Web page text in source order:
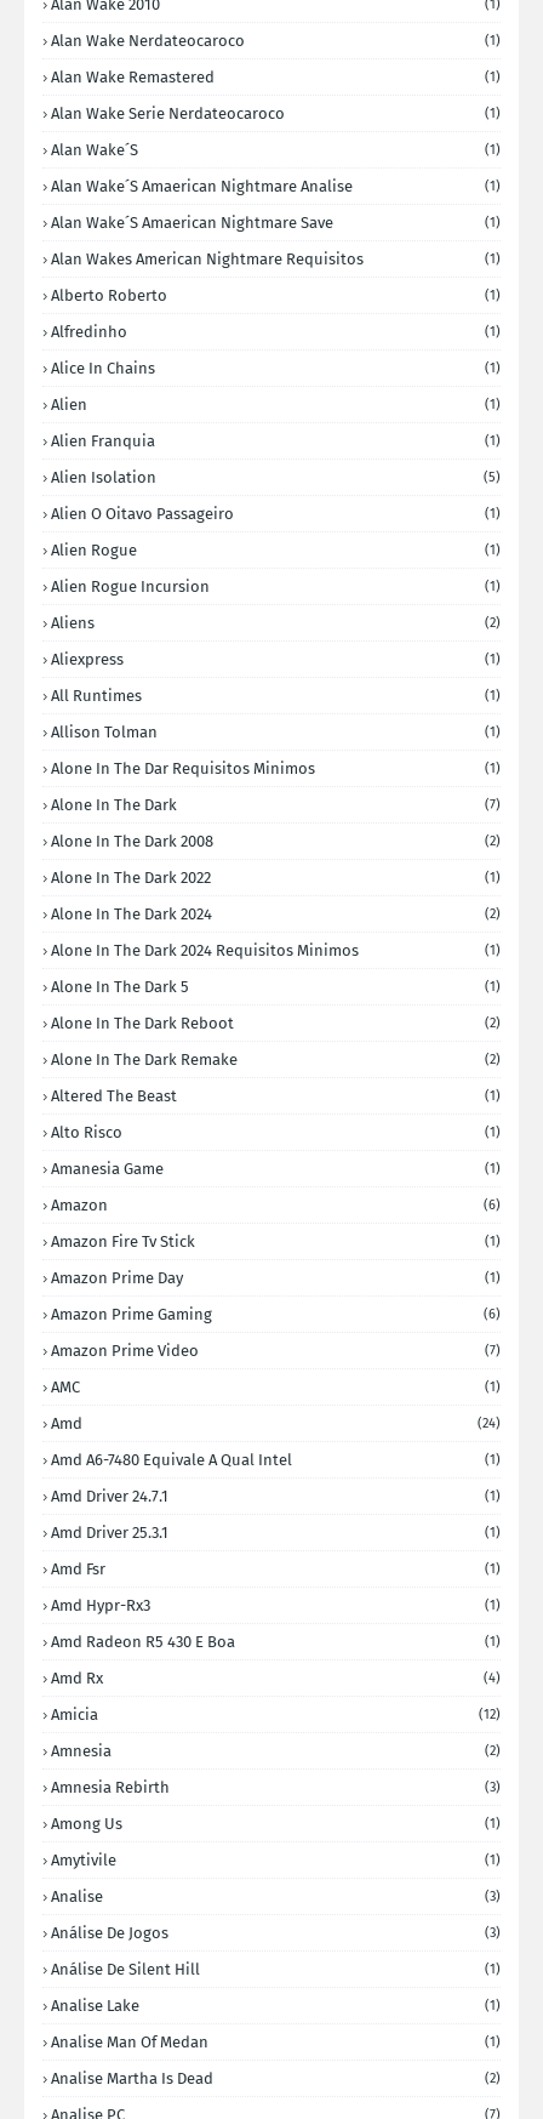
Alan Wake 2010 (1)
Alan Wake Nerdateocaroco (1)
Alan Wake Remastered (1)
Alan Wake Serie Nerdateocaroco (1)
Alan Wake´s (1)
Alan Wake´s Amaerican Nightmare Analise (1)
Alan Wake´s Amaerican Nightmare Save (1)
Alan Wakes American Nightmare Requisitos (1)
Alberto Roberto (1)
Alfredinho (1)
Alice In Chains (1)
Alien (1)
Alien Franquia (1)
Alien Isolation (5)
Alien O Oitavo Passageiro (1)
Alien Rogue (1)
Alien Rogue Incursion (1)
Aliens (2)
Aliexpress (1)
All Runtimes (1)
Allison Tolman (1)
Alone In The Dar Requisitos Minimos (1)
Alone In The Dark (7)
Alone In The Dark 2008 (2)
Alone In The Dark 2022 (1)
Alone In The Dark 2024 (2)
Alone In The Dark 2024 Requisitos Minimos (1)
Alone In The Dark 5 (1)
Alone In The Dark Reboot (2)
Alone In The Dark Remake (2)
Altered The Beast (1)
Alto Risco (1)
Amanesia Game (1)
Amazon (6)
Amazon Fire Tv Stick (1)
Amazon Prime Day (1)
Amazon Prime Gaming (6)
Amazon Prime Video (7)
AMC (1)
Amd (24)
Amd A6-7480 Equivale A Qual Intel (1)
Amd Driver 24.7.1 (1)
Amd Driver 25.3.1 (1)
Amd Fsr (1)
Amd Hypr-Rx3 (1)
Amd Radeon R5 430 E Boa (1)
Amd Rx (4)
Amicia (12)
Amnesia (2)
Amnesia Rebirth (3)
Among Us (1)
Amytivile (1)
Analise (3)
Análise De Jogos (3)
Análise De Silent Hill (1)
Analise Lake (1)
Analise Man Of Medan (1)
Analise Martha Is Dead (2)
Analise PC (7)